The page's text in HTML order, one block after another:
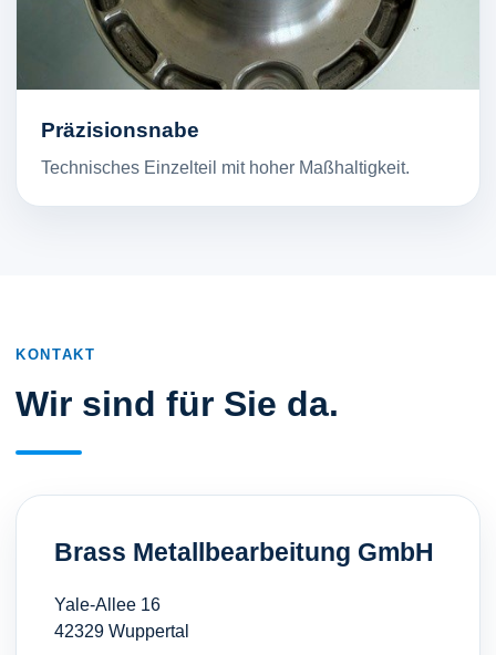
Präzisionsnabe
Technisches Einzelteil mit hoher Maßhaltigkeit.
KONTAKT
Wir sind für Sie da.
Brass Metallbearbeitung GmbH
Yale-Allee 16
42329 Wuppertal